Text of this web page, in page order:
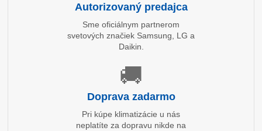
Autorizovaný predajca
Sme oficiálnym partnerom
svetových značiek Samsung, LG a
Daikin.
🚚
Doprava zadarmo
Pri kúpe klimatizácie u nás
neplatíte za dopravu nikde na